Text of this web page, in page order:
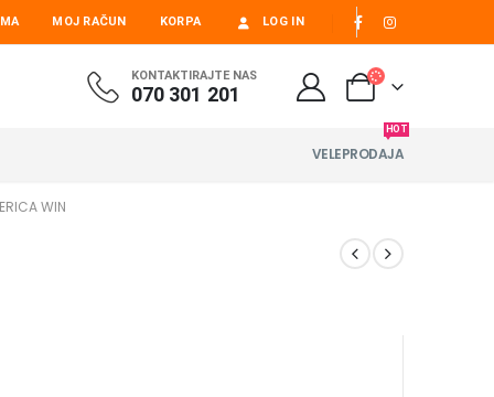
MOJ RAČUN KORPA LOG IN
KONTAKTIRAJTE NAS
070 301 201
VELEPRODAJA
HOT
WIN